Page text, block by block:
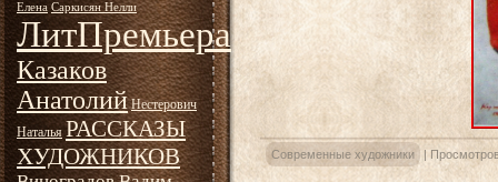
Елена Саркисян Нелли
ЛитПремьера
Казаков
Анатолий Нестерович
Наталья РАССКАЗЫ
ХУДОЖНИКОВ
Современные художники |